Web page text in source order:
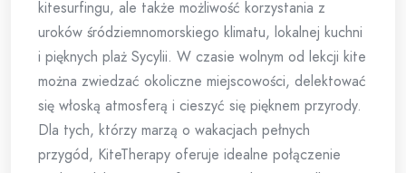
kitesurfingu, ale także możliwość korzystania z
uroków śródziemnomorskiego klimatu, lokalnej kuchni
i pięknych plaż Sycylii. W czasie wolnym od lekcji kite
można zwiedzać okoliczne miejscowości, delektować
się włoską atmosferą i cieszyć się pięknem przyrody.
Dla tych, którzy marzą o wakacjach pełnych
przygód, KiteTherapy oferuje idealne połączenie